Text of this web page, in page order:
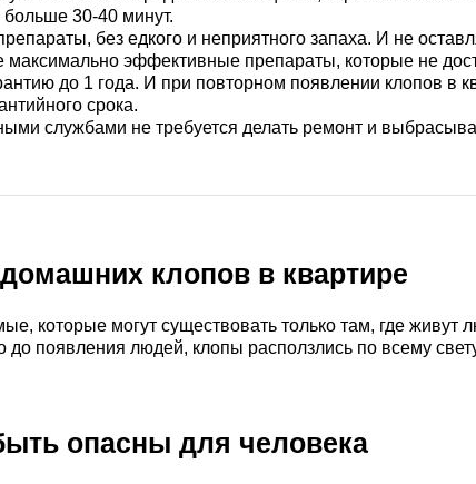
30-40 минут.
без едкого и неприятного запаха. И не
эффективные препараты, которые не
до 1 года. И при повторном появлении клопов в
срока.
службами не требуется делать ремонт и
клопов в квартире
которые могут существовать только там, где живут
до появления людей, клопы расползлись по всему
опасны для человека